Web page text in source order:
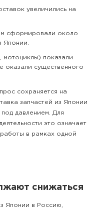
увеличились на
сформировали около
Японии.
мотоциклы) показали
оказали существенного
сохраняется на
запчастей из Японии
давлением. Для
это означает
в рамках одной
снижаться
Японии в Россию,